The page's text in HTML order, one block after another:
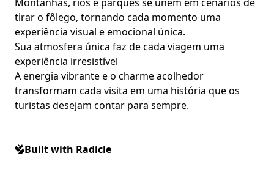
tirar o fôlego, tornando cada momento uma
experiência visual e emocional única.
Sua atmosfera única faz de cada viagem uma
experiência irresistível
A energia vibrante e o charme acolhedor
transformam cada visita em uma história que os
turistas desejam contar para sempre.
Built with Radicle